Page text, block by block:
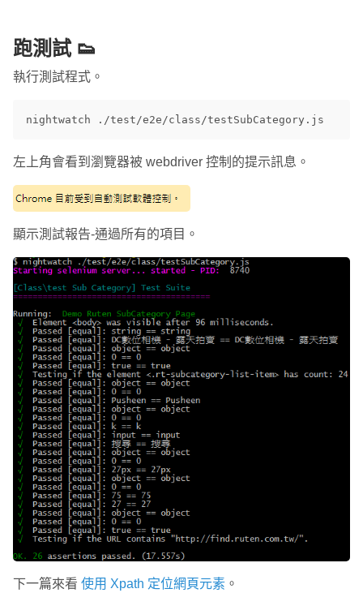
跑測試 👟
執行測試程式。
左上角會看到瀏覽器被 webdriver 控制的提示訊息。
顯示測試報告-通過所有的項目。
下一篇來看 使用 Xpath 定位網頁元素 。